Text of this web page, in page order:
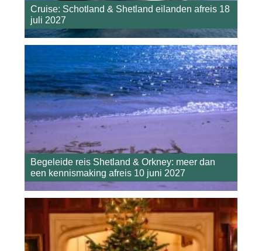
Cruise: Schotland & Shetland eilanden afreis 18
juli 2027
Begeleide reis Shetland & Orkney: meer dan
een kennismaking afreis 10 juni 2027